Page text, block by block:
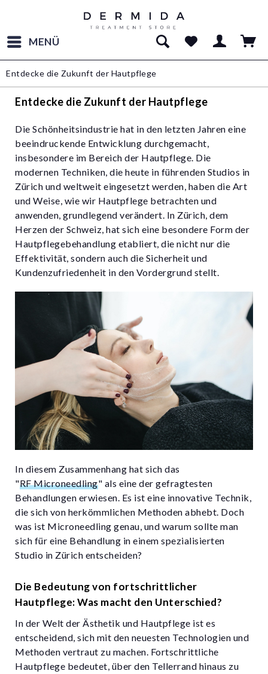
MENÜ
Entdecke die Zukunft der Hautpflege
Entdecke die Zukunft der Hautpflege
Die Schönheitsindustrie hat in den letzten Jahren eine
beeindruckende Entwicklung durchgemacht,
insbesondere im Bereich der Hautpflege. Die
modernen Techniken, die heute in führenden Studios in
Zürich und weltweit eingesetzt werden, haben die Art
und Weise, wie wir Hautpflege betrachten und
anwenden, grundlegend verändert. In Zürich, dem
Herzen der Schweiz, hat sich eine besondere Form der
Hautpflegebehandlung etabliert, die nicht nur die
Effektivität, sondern auch die Sicherheit und
Kundenzufriedenheit in den Vordergrund stellt.
In diesem Zusammenhang hat sich das
"RF Microneedling" als eine der gefragtesten
Behandlungen erwiesen. Es ist eine innovative Technik,
die sich von herkömmlichen Methoden abhebt. Doch
was ist Microneedling genau, und warum sollte man
sich für eine Behandlung in einem spezialisierten
Studio in Zürich entscheiden?
Die Bedeutung von fortschrittlicher
Hautpflege: Was macht den Unterschied?
In der Welt der Ästhetik und Hautpflege ist es
entscheidend, sich mit den neuesten Technologien und
Methoden vertraut zu machen. Fortschrittliche
Hautpflege bedeutet, über den Tellerrand hinaus zu